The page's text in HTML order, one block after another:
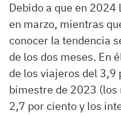
Debido a que en 2024
en marzo, mientras
conocer la tendencia
de los dos meses. En
de los viajeros del
bimestre de 2023 (los
2,7 por ciento y los